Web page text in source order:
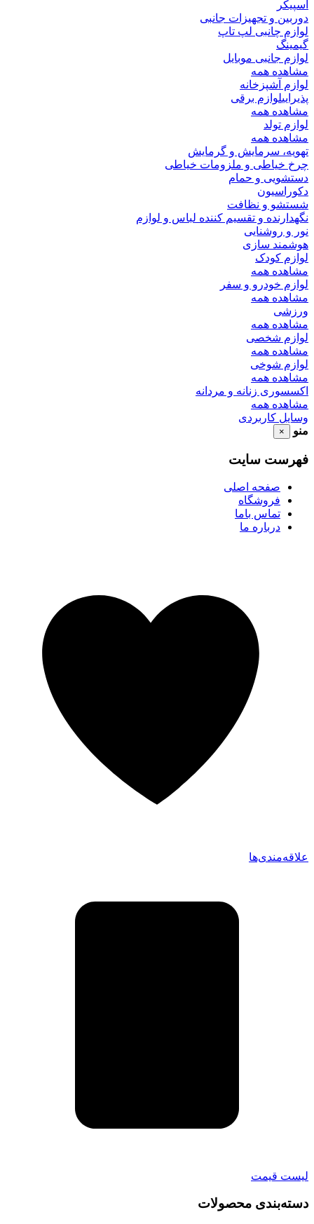
اسپیکر
دوربین و تجهیزات جانبی
لوازم چانبی لپ تاپ
گیمینگ
لوازم جانبی موبایل
مشاهده همه
لوازم آشپزخانه
پذیراییلوازم برقی
مشاهده همه
لوازم تولد
مشاهده همه
تهویه، سرمایش و گرمایش
چرخ خیاطی و ملزومات خیاطی
دستشویی و حمام
دکوراسیون
شستشو و نظافت
نگهدارنده و تقسیم کننده لباس و لوازم
نور و روشنایی
هوشمند سازی
لوازم کودک
مشاهده همه
لوازم خودرو و سفر
مشاهده همه
ورزشی
مشاهده همه
لوازم شخصی
مشاهده همه
لوازم شوخی
مشاهده همه
اکسسوری زنانه و مردانه
مشاهده همه
وسایل کاربردی
منو
×
فهرست سایت
صفحه اصلی
فروشگاه
تماس باما
درباره ما
علاقه‌مندی‌ها
لیست قیمت
دسته‌بندی محصولات